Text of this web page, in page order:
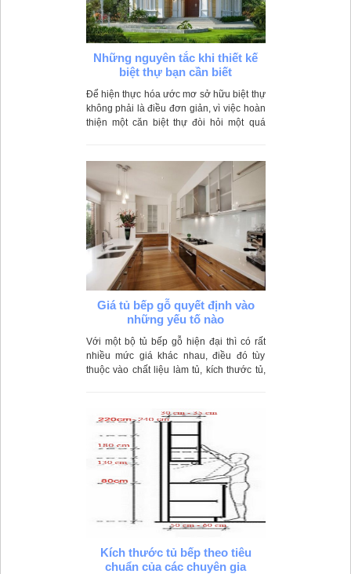
Những nguyên tắc khi thiết kế
biệt thự bạn cần biết
Để hiện thực hóa ước mơ sở hữu biệt thự
không phải là điều đơn giản, vì việc hoàn
thiện một căn biệt thự đòi hỏi một quá
gia thiết kế.
Giá tủ bếp gỗ quyết định vào
những yếu tố nào
Với một bộ tủ bếp gỗ hiện đại thì có rất
nhiều mức giá khác nhau, điều đó tùy
thuộc vào chất liệu làm tủ, kích thước tủ,
những yếu tố nào quyết định đến giá
thành của bộ tủ bếp gỗ thông thường nhé.
Kích thước tủ bếp theo tiêu
chuẩn của các chuyên gia